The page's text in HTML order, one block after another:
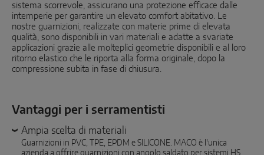
MACO Protect A-TS
Serratura comandata con maniglia
Serratura comandata a cilindro
SOLUZIONI CON SENSORI SMART
Sense by MACO
sistema scorrevole, assicurano una protezione efficace dalle
intemperie per garantire un elevato comfort abitativo. Le
nostre guarnizioni, realizzate con materie prime di elevata
qualità, sono disponibili in vari materiali e adatte a svariate
applicazioni grazie alle molteplici geometrie disponibili e al loro
ritorno elastico che le riporta alla forma originale, dopo la
compressione subita in fase di chiusura.
Vantaggi per i serramentisti
Ampia scelta di materiali
Guarnizioni in PVC, TPE, EPDM e SILICONE. MACO è l'unica
azienda a offrire guarnizioni con angolo saldato per sistemi HS.